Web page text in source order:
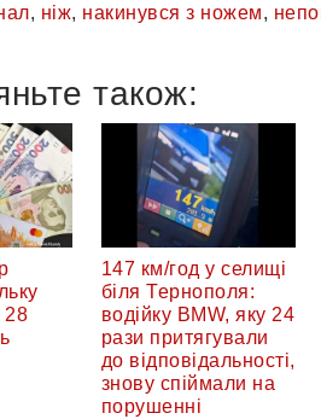
, ніж, накинувся з ножем,
також:
28
147 км/год у селищі
біля Тернополя:
водійку BMW, яку 24
рази притягували
до відповідальності,
знову спіймали на
порушенні